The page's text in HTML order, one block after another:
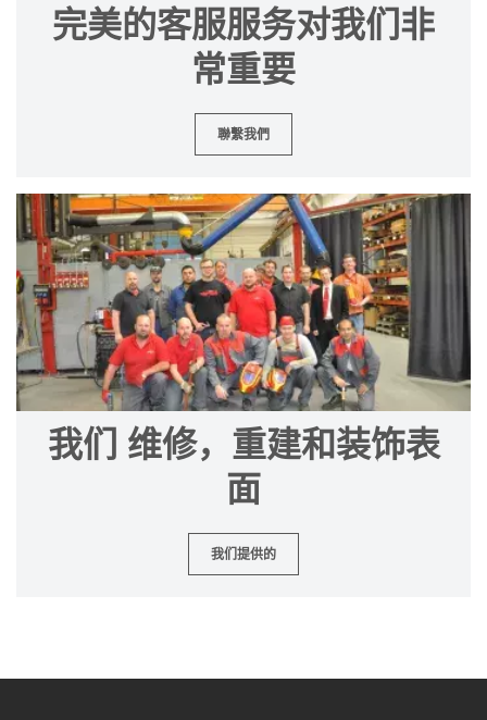
完美的客服服务对我们非
常重要
聯繫我們
我们 维修，重建和装饰表
面
我们提供的